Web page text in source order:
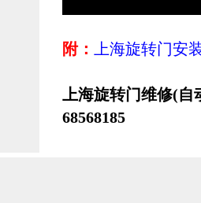
附： 上海旋转门安
上海旋转门维修(自
68568185